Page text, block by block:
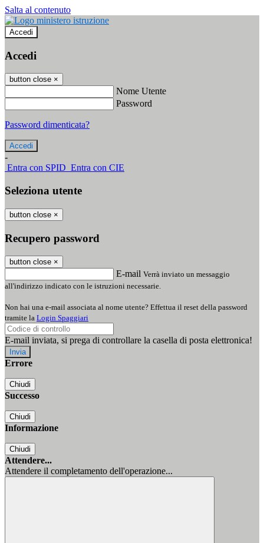
Salta al contenuto
Accedi
Accedi
button close ×
Nome Utente
Password
Password dimenticata?
-
Entra con SPID Entra con CIE
Seleziona utente
button close ×
Recupero password
button close ×
E-mail Verrà inviato un messaggio
all'indirizzo indicato con le istruzioni necessarie.
Non hai una e-mail associata al nome utente? Effettua il reset della password
tramite la Login Spaggiari
E-mail inviata, si prega di controllare la casella di posta elettronica!
Errore
Chiudi
Successo
Chiudi
Informazione
Chiudi
Attendere...
Attendere il completamento dell'operazione...